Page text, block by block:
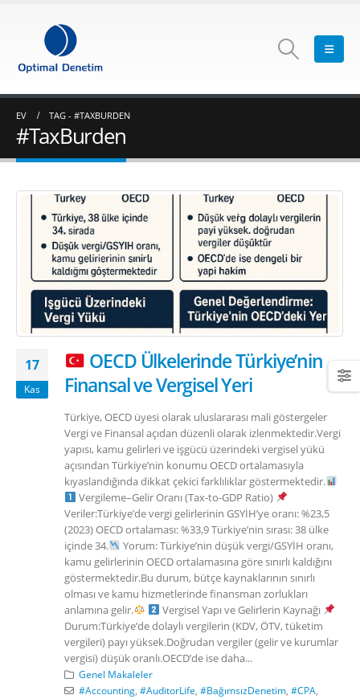
EV TAG - #TAXBURDEN
#TaxBurden
17
Kas
OECD Ülkelerinde Türkiye’nin
Finansal ve Vergisel Yeri
Türkiye, OECD üyesi olarak uluslararası mali göstergeler
Vergi ve Finansal açıdan düzenli olarak izlenmektedir.Vergi
yapısı, kamu gelirleri ve işgücü üzerindeki vergisel yükü
açısından Türkiye’nin konumu OECD ortalamasıyla
kıyaslandığında dikkat çekici farklılıklar göstermektedir.
Vergileme–Gelir Oranı (Tax-to-GDP Ratio)
Veriler:Türkiye’de vergi gelirlerinin GSYİH’ye oranı: %23,5
(2023) OECD ortalaması: %33,9 Türkiye’nin sırası: 38 ülke
içinde 34.
Yorum: Türkiye’nin düşük vergi/GSYİH oranı,
kamu gelirlerinin OECD ortalamasına göre sınırlı kaldığını
göstermektedir.Bu durum, bütçe kaynaklarının sınırlı
olması ve kamu hizmetlerinde finansman zorlukları
anlamına gelir.
Vergisel Yapı ve Gelirlerin Kaynağı
Durum:Türkiye’de dolaylı vergilerin (KDV, ÖTV, tüketim
vergileri) payı yüksek.Doğrudan vergiler (gelir ve kurumlar
vergisi) düşük oranlı.OECD’de ise daha...
Genel Makaleler
#Accounting, #AuditorLife #BağımsızDenetim, #CPA